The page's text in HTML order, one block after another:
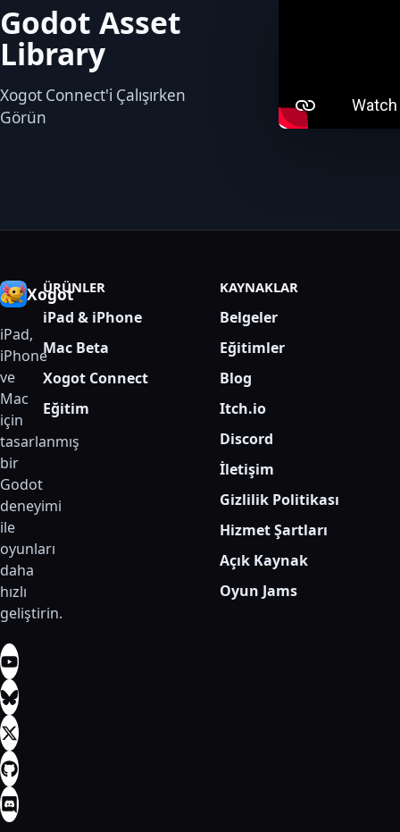
Godot Asset
Library
Xogot Connect'i Çalışırken
Görün
Xogot
iPad,
iPhone
ve
Mac
için
tasarlanmış
bir
Godot
deneyimi
ile
oyunları
daha
hızlı
geliştirin.
ÜRÜNLER
iPad & iPhone
Mac Beta
Xogot Connect
Eğitim
KAYNAKLAR
Belgeler
Eğitimler
Blog
Itch.io
Discord
İletişim
Gizlilik Politikası
Hizmet Şartları
Açık Kaynak
Oyun Jams